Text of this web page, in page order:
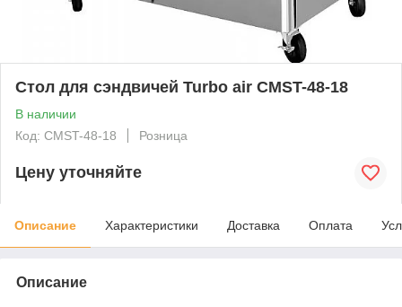
Стол для сэндвичей Turbo air CMST-48-18
В наличии
Код: CMST-48-18
Розница
Цену уточняйте
Описание Характеристики Доставка Оплата
Описание